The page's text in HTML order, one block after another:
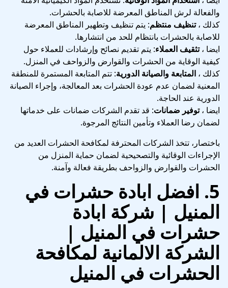
والفعالة لرش المناطق المعرضة للاصابة بالحشرات.
كذلك ،تنظيف منتظم: يتم تنظيف وتطهير المناطق المعرضة
للاصابة بالحشرات بانتظام للحد من انتشارها.
ايضا ،تثقيف العملاء: يتم تقديم نصائح وإرشادات للعملاء حول
كيفية الوقاية من الحشرات والقوارض والزواحف في المنزل.
كذلك ، المتابعة والصيانة الدورية: تتم المتابعة المستمرة للمنطقة
المعنية لضمان عدم عودة الحشرات بعد المعالجة، وإجراء الصيانة
الدورية عند الحاجة.
ايضا ،توفير ضمانات: قد تقدم الشركات ضمانات على خدماتها
لضمان رضا العملاء وتأمين النتائج المرجوة.
باختصار، تتخذ الشركات المحترفة لمكافحة الحشرات العديد من
الإجراءات الوقائية والتصحيحية لضمان حماية المنزل من
الحشرات والقوارض والزواحف بطريقة فعالة وآمنة.
5. افضل ابادة حشرات في
المنيل | شركة ابادة
حشرات في المنيل |
الشركة الالمانية لمكافحة
الحشرات في المنيل